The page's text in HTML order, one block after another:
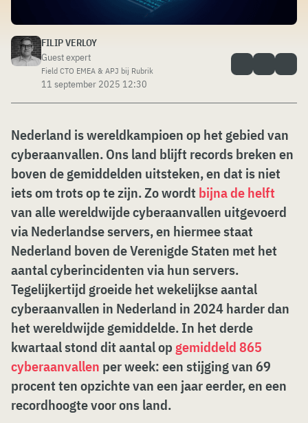
FILIP VERLOY
Guest expert
Field CTO EMEA & APJ bij Rubrik
11 september 2025 12:30
Nederland is wereldkampioen op het gebied van
cyberaanvallen. Ons land blijft records breken en
boven de gemiddelden uitsteken, en dat is niet
iets om trots op te zijn. Zo wordt bijna de helft
van alle wereldwijde cyberaanvallen uitgevoerd
via Nederlandse servers, en hiermee staat
Nederland boven de Verenigde Staten met het
aantal cyberincidenten via hun servers.
Tegelijkertijd groeide het wekelijkse aantal
cyberaanvallen in Nederland in 2024 harder dan
het wereldwijde gemiddelde. In het derde
kwartaal stond dit aantal op gemiddeld 865
cyberaanvallen per week: een stijging van 69
procent ten opzichte van een jaar eerder, en een
recordhoogte voor ons land.